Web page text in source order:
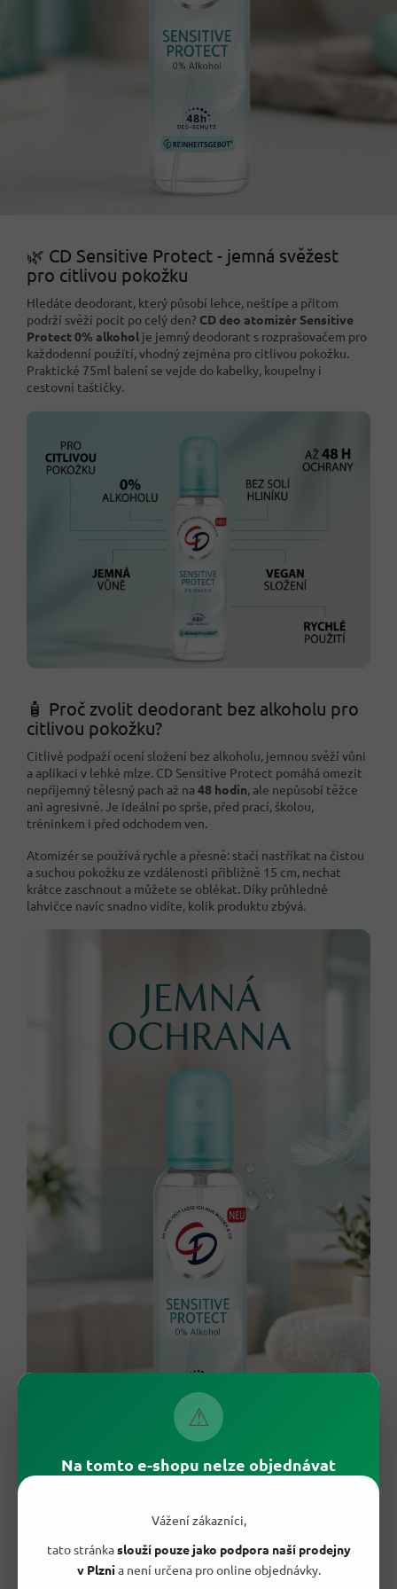
⚠
Na tomto e-shopu nelze objednávat
Vážení zákazníci,
tato stránkaslouží pouze jako podpora naší prodejny
v Plznia není určena pro online objednávky.
🌿 CD Sensitive Protect - jemná svěžest
pro citlivou pokožku
Hledáte deodorant, který působí lehce, neštípe a přitom
podrží svěží pocit po celý den? CD deo atomizér Sensitive
Protect 0% alkohol je jemný deodorant s rozprašovačem pro
každodenní použití, vhodný zejména pro citlivou pokožku.
Praktické 75ml balení se vejde do kabelky, koupelny i
cestovní taštičky.
🧴 Proč zvolit deodorant bez alkoholu pro
citlivou pokožku?
Citlivé podpaží ocení složení bez alkoholu, jemnou svěží vůni
a aplikaci v lehké mlze. CD Sensitive Protect pomáhá omezit
nepříjemný tělesný pach až na 48 hodin, ale nepůsobí těžce
ani agresivně. Je ideální po sprše, před prací, školou,
tréninkem i před odchodem ven.
Atomizér se používá rychle a přesně: stačí nastříkat na čistou
a suchou pokožku ze vzdálenosti přibližně 15 cm, nechat
krátce zaschnout a můžete se oblékat. Díky průhledné
lahvičce navíc snadno vidíte, kolik produktu zbývá.